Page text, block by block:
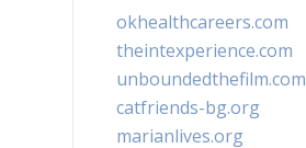
okhealthcareers.com
theintexperience.com
unboundedthefilm.com
catfriends-bg.org
marianlives.org